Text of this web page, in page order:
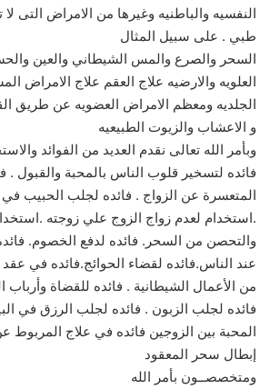
النفسيه والباطنيه وغيرها من الامراض التى
طبي . على سبيل المثال
السحر والصرع والمس الشيطاني والعين
العلويه والارضيه علاج العقم علاج الامراض
الجلديه ومعظم الامراض العضويه عن طريق
و الاعشاب والزيوت الطبيعيه
وبأمر الله تعالى نقدم العديد من الفوائد
فائده لتسخير قلوب الناس بالمحبة والقبول .
المتعسرة عن الزواج . فائده لجلب الحبيب
.استخدام لعدم زواج الزوج علي زوجته
والتحصن من السحر. فائده لدفع الخصوم.
عند الناس.فائده لقضاء الحوائج.فائده في
من الأعمال الشيطانية . فائده للقضاة
فائده لجلب الزبون . فائده لجلب الرزق في
المحبة بين الزوجين فائده في علاج المربوط
إبطال سحر المعقود
ومتخصصــون بأمر الله